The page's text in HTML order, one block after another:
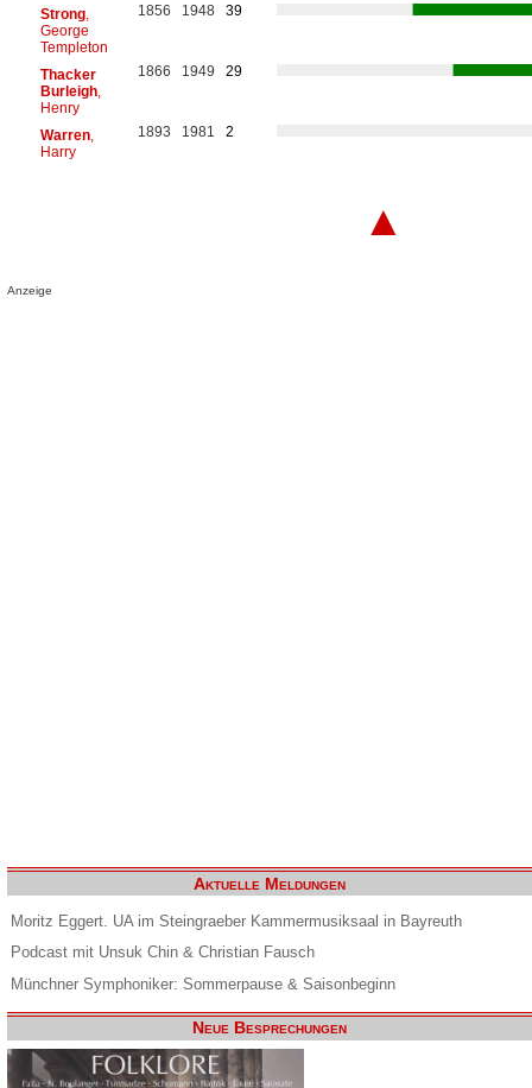
Strong,
George
Templeton
1856 1948 39
Thacker
Burleigh,
Henry
1866 1949 29
Warren,
Harry
1893 1981 2
▲
Anzeige
Aktuelle Meldungen
Moritz Eggert. UA im Steingraeber Kammermusiksaal in Bayreuth
Podcast mit Unsuk Chin & Christian Fausch
Münchner Symphoniker: Sommerpause & Saisonbeginn
Neue Besprechungen